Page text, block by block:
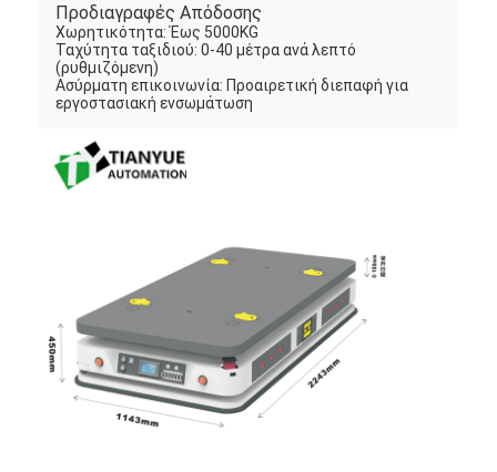
Αρχική Σελίδα
Προϊόντα
Βίντεο
Γύρος εργοστασίων
Ποιοτικός έλεγχος
επαφή
Προδιαγραφές Απόδοσης
Χωρητικότητα: Έως 5000KG
Ταχύτητα ταξιδιού: 0-40 μέτρα ανά λεπτό
(ρυθμιζόμενη)
Ασύρματη επικοινωνία: Προαιρετική διεπαφή για
εργοστασιακή ενσωμάτωση